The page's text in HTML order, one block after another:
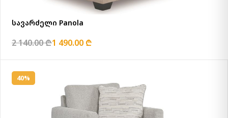
სავარძელი Panola
2 140.00 ₾1 490.00 ₾
40%